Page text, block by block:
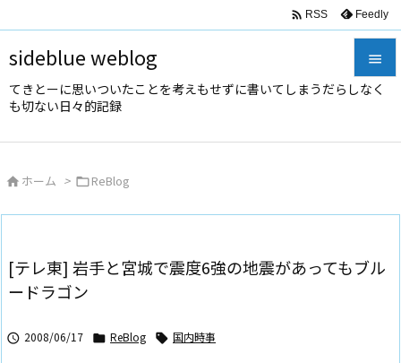
sideblue weblog
てきとーに思いついたことを考えもせずに書いてしまうだらしなく
も切ない日々的記録



次へ
 RSS Feedly
 ホーム > ReBlog
[テレ東] 岩手と宮城で震度6強の地震があってもブル
ードラゴン
 2008/06/17  ReBlog  国内時事